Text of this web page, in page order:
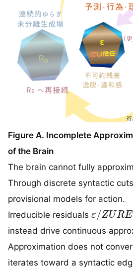
Figure A. Incomplete
of the Brain
The brain cannot fully
Through discrete syntactic cuts
provisional models for action.
Irreducible residuals
/ZURE
instead drive continuous
Approximation does not
iterates toward a syntactic